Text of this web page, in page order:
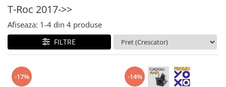
Audi
Mercedes Benz
Ford
Skoda
T-Roc 2017->>
Afiseaza: 1-4 din 4 produse
FILTRE
-17% -14%